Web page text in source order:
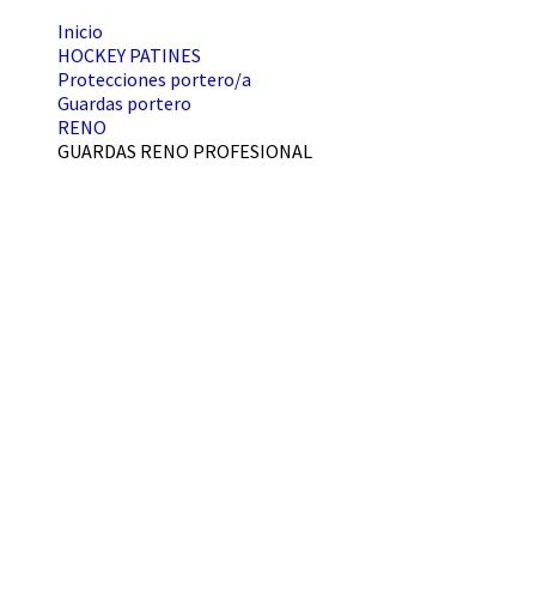
Inicio
HOCKEY PATINES
Protecciones portero/a
Guardas portero
RENO
GUARDAS RENO PROFESIONAL